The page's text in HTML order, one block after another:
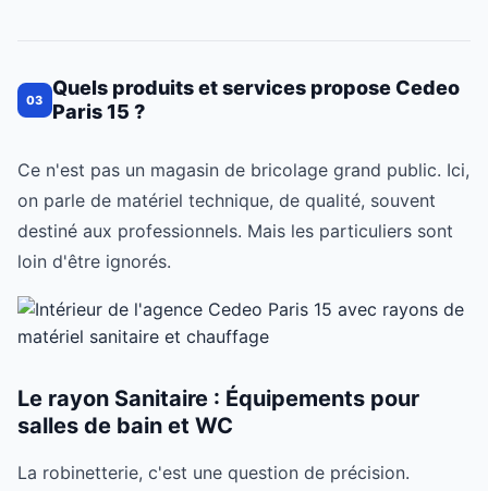
03
Quels produits et services propose Cedeo
Paris 15 ?
Ce n'est pas un magasin de bricolage grand public. Ici,
on parle de matériel technique, de qualité, souvent
destiné aux professionnels. Mais les particuliers sont
loin d'être ignorés.
Le rayon Sanitaire : Équipements pour
salles de bain et WC
La robinetterie, c'est une question de précision.